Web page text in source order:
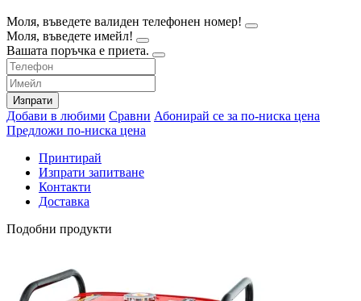
Моля, въведете валиден телефонен номер!
Моля, въведете имейл!
Вашата поръчка е приета.
Изпрати
Добави в любими Сравни Абонирай се за по-ниска цена
Предложи по-ниска цена
Принтирай
Изпрати запитване
Контакти
Доставка
Подобни продукти